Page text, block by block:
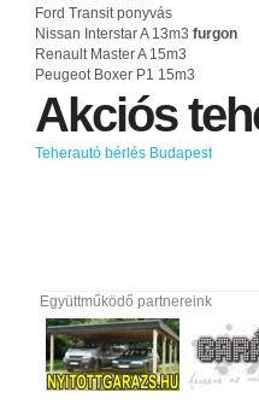
Ford Transit ponyvás
Nissan Interstar A 13m3 furgon
Renault Master A 15m3
Peugeot Boxer P1 15m3
Akciós
Teherautó bérlés Budapest
Együttműködő partnereink